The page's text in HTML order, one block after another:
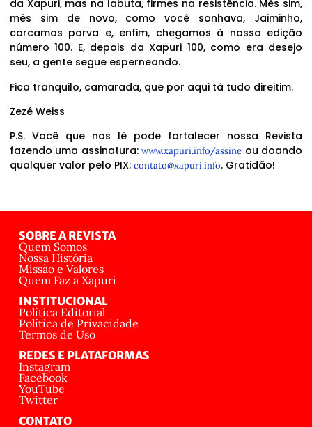
da Xapuri, mas na labuta, firmes na resistência. Mês sim,
mês sim de novo, como você sonhava, Jaiminho,
carcamos porva e, enfim, chegamos à nossa edição
número 100. E, depois da Xapuri 100, como era desejo
seu, a gente segue esperneando.
Fica tranquilo, camarada, que por aqui tá tudo direitim.
Zezé Weiss
P.S. Você que nos lê pode fortalecer nossa Revista
fazendo uma assinatura:www.xapuri.info/assine ou doando
qualquer valor pelo PIX: contato@xapuri.info. Gratidão!
SOBRE A REVISTA
Quem Somos
Nossa História
Missão e Valores
Quem Faz a Xapuri
INSTITUCIONAL
Política Editorial
Política de Privacidade
Termos de Uso
REDES E PLATAFORMAS
Instagram
Facebook
YouTube
Twitter
CONTATO